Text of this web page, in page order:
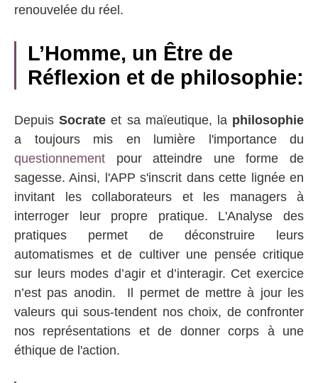
renouvelée du réel.
L’Homme, un Être de
Réflexion et de philosophie:
DepuisSocrate et sa maïeutique, la philosophie
a toujours mis en lumière l'importance du
questionnement pour atteindre une forme de
sagesse. Ainsi, l'APP s'inscrit dans cette lignée en
invitant les collaborateurs et les managers à
interroger leur propre pratique. L'Analyse des
pratiques permet de déconstruire leurs
automatismes et de cultiver une pensée critique
sur leurs modes d’agir et d’interagir. Cet exercice
n’est pas anodin. Il permet de mettre à jour les
valeurs qui sous-tendent nos choix, de confronter
nos représentations et de donner corps à une
éthique de l'action.